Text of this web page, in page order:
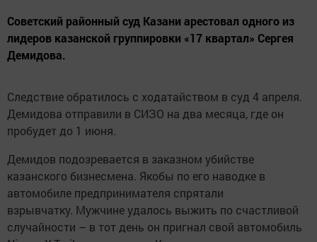
Советский районный суд Казани арестовал одного из
лидеров казанской группировки «17 квартал» Сергея
Демидова.
Следствие обратилось с ходатайством в суд 4 апреля.
Демидова отправили в СИЗО на два месяца, где он
пробудет до 1 июня.
Демидов подозревается в заказном убийстве
казанского бизнесмена. Якобы по его наводке в
автомобиле предпринимателя спрятали
взрывчатку. Мужчине удалось выжить по счастливой
случайности – в тот день он пригнал свой автомобиль